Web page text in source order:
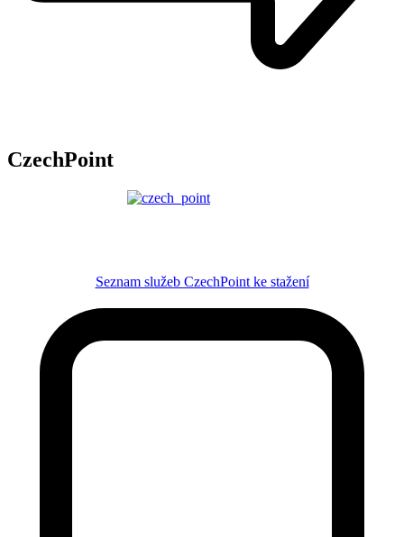
CzechPoint
Seznam služeb CzechPoint ke stažení